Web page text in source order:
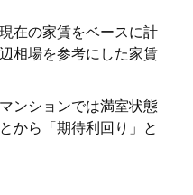
在の家賃をベースに計
相場を参考にした家賃
ンションでは満室状態
から「期待利回り」と